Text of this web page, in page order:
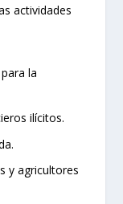
actividades
la
ilícitos.
y agricultores